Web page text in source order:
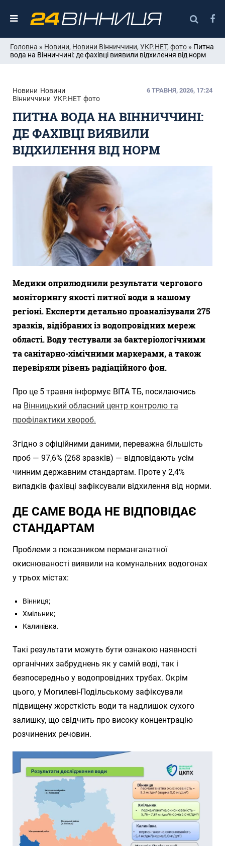
Головна » Новини, Новини Вінниччини, УКР.НЕТ, фото » Питна
вода на Вінниччині: де фахівці виявили відхилення від норм
Новини Новини
Вінниччини УКР.НЕТ фото
6 ТРАВНЯ, 2026, 17:24
ПИТНА ВОДА НА ВІННИЧЧИНІ:
ДЕ ФАХІВЦІ ВИЯВИЛИ
ВІДХИЛЕННЯ ВІД НОРМ
Медики оприлюднили результати чергового
моніторингу якості питної води в нашому
регіоні. Експерти детально проаналізували 275
зразків, відібраних із водопровідних мереж
області. Воду тестували за бактеріологічними
та санітарно-хімічними маркерами, а також
перевіряли рівень радіаційного фон.
Про це 5 травня інформує ВІТА ТБ, посилаючись
на Вінницький обласний центр контролю та
профілактики хвороб.
Згідно з офіційними даними, переважна більшість
проб — 97,6% (268 зразків) — відповідають усім
чинним державним стандартам. Проте у 2,4%
випадків фахівці зафіксували відхилення від норми.
ДЕ САМЕ ВОДА НЕ ВІДПОВІДАЄ
СТАНДАРТАМ
Проблеми з показником перманганатної
окиснюваності виявили на комунальних водогонах
у трьох містах:
Вінниця;
Хмільник;
Калинівка.
Такі результати можуть бути ознакою наявності
органічних забруднень як у самій воді, так і
безпосередньо у водопровідних трубах. Окрім
цього, у Могилеві-Подільському зафіксували
підвищену жорсткість води та надлишок сухого
залишку, що свідчить про високу концентрацію
розчинених речовин.